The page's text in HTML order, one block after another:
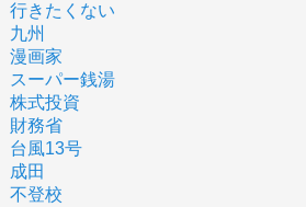
行きたくない
九州
漫画家
スーパー銭湯
株式投資
財務省
台風13号
成田
不登校